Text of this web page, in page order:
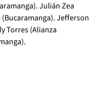
Julián Zea
Jefferson
Torres (Alianza